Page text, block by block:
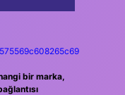
bir marka,